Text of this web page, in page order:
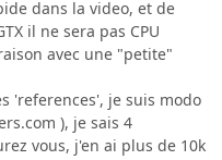
dans la video, et de
il ne sera pas CPU
avec une "petite"
'references', je suis modo
), je sais 4
vous, j'en ai plus de 10k